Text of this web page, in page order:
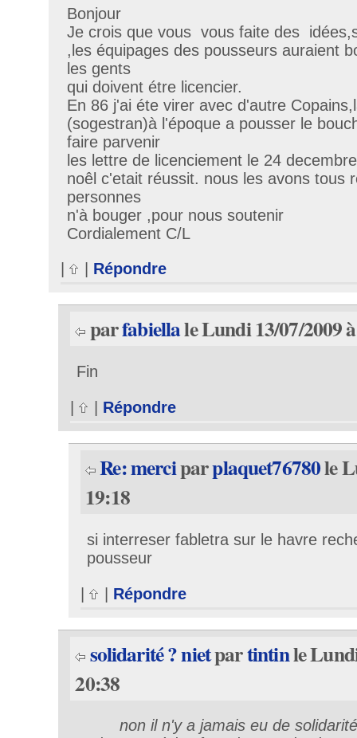
Bonjour
Je crois que vous vous faite des
,les équipages des pousseurs auraient
les gents
qui doivent étre licencier.
En 86 j'ai éte virer avec d'autre
(sogestran)à l'époque a pousser le
faire parvenir
les lettre de licenciement le 24
noêl c'etait réussit. nous les avons tous
personnes
n'à bouger ,pour nous soutenir
Cordialement C/L
Répondre
parfabiellale Lundi 13/07/2009
Fin
| Répondre
Re: merciparplaquet76780le
19:18
si interreser fabletra sur le havre
pousseur
| | Répondre
solidarité ? nietpartintinle
20:38
non il n'y a jamais eu de